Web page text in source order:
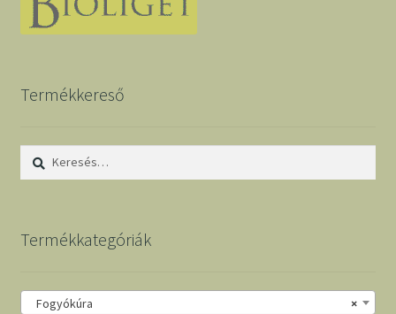
Termékkereső
Keresés:
Termékkategóriák
×
Fogyókúra